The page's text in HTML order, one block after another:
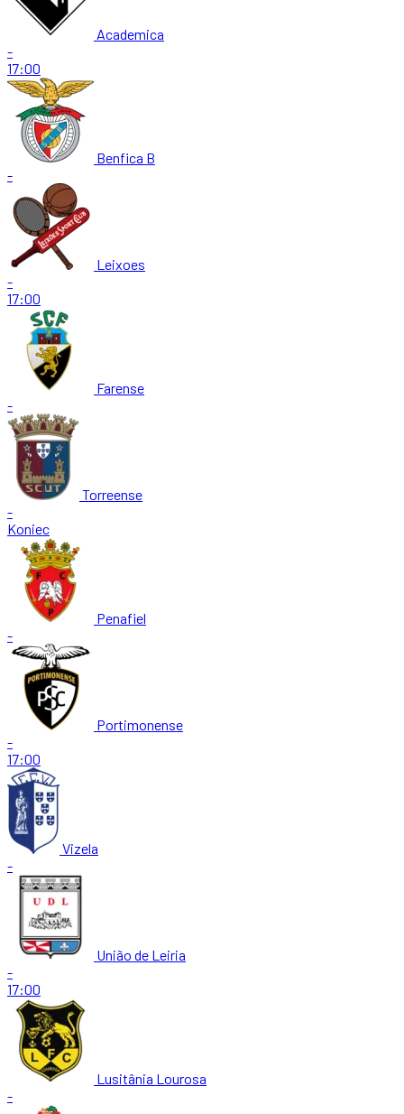
Academica
-
17:00
Benfica B
-
Leixoes
-
17:00
Farense
-
Torreense
-
Koniec
Penafiel
-
Portimonense
-
17:00
Vizela
-
União de Leiria
-
17:00
Lusitânia Lourosa
-